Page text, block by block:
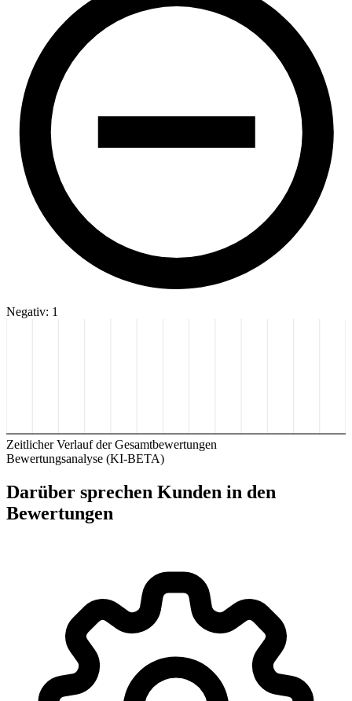
Negativ: 1
Zeitlicher Verlauf der Gesamtbewertungen
Bewertungsanalyse (KI-BETA)
Darüber sprechen Kunden in den
Bewertungen